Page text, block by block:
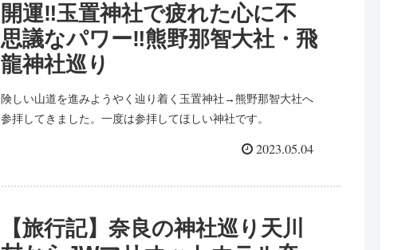
開運‼玉置神社で疲れた心に不
思議なパワー‼︎熊野那智大社・飛
龍神社巡り
険しい山道を進みようやく辿り着く玉置神社→熊野那智大社へ
参拝してきました。一度は参拝してほしい神社です。
2023.05.04
【旅行記】奈良の神社巡り天川